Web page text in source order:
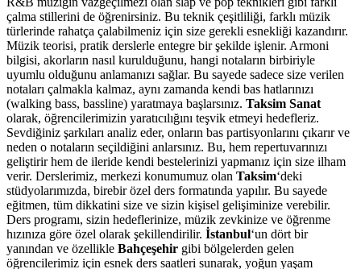
çalma stillerini de öğrenirsiniz. Bu teknik çeşitliliği, farklı müzik
türlerinde rahatça çalabilmeniz için size gerekli esnekliği kazandırır.
Müzik teorisi, pratik derslerle entegre bir şekilde işlenir. Armoni
bilgisi, akorların nasıl kurulduğunu, hangi notaların birbiriyle
uyumlu olduğunu anlamanızı sağlar. Bu sayede sadece size verilen
notaları çalmakla kalmaz, aynı zamanda kendi bas hatlarınızı
(walking bass, bassline) yaratmaya başlarsınız. Taksim Sanat
olarak, öğrencilerimizin yaratıcılığını teşvik etmeyi hedefleriz.
Sevdiğiniz şarkıları analiz eder, onların bas partisyonlarını çıkarır ve
neden o notaların seçildiğini anlarsınız. Bu, hem repertuvarınızı
geliştirir hem de ileride kendi bestelerinizi yapmanız için size ilham
verir. Derslerimiz, merkezi konumumuz olan Taksim‘deki
stüdyolarımızda, birebir özel ders formatında yapılır. Bu sayede
eğitmen, tüm dikkatini size ve sizin kişisel gelişiminize verebilir.
Ders programı, sizin hedeflerinize, müzik zevkinize ve öğrenme
hızınıza göre özel olarak şekillendirilir. İstanbul‘un dört bir
yanından ve özellikle Bahçeşehir gibi bölgelerden gelen
öğrencilerimiz için esnek ders saatleri sunarak, yoğun yaşam